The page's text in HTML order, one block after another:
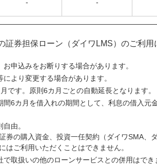
- -
証券担保ローン（ダイワLMS）のご利
申込みをお断りする場合があります。
より変更する場合があります。
です。原則6カ月ごとの自動延長となります。
間6カ月を借入れの期間として、利息の借入元
由。
券の購入資金、投資一任契約（ダイワSMA、
はご利用いただくことはできません。
で取扱いの他のローンサービスとの併用はでき